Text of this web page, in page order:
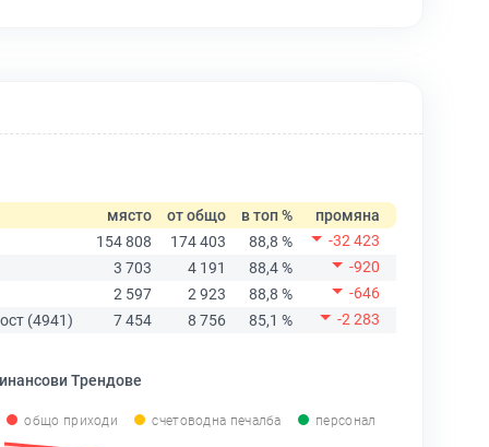
място от общо в топ %
промяна
154 808
174 403 88,8 %
-32 423
3 703
4 191 88,4 %
-920
2 597
2 923 88,8 %
-646
(4941)
7 454 8 756 85,1 % -2 283
Трендове
общо приходи счетоводна печалба персонал